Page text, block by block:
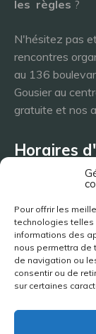
Pour offrir les
technologies telles
informations des
nous permettra de
de navigation ou
consentir ou de
sur certaines
les règles ?
N'hésitez pas
rencontres
au 136
Gousier au
gratuite et nos
Horaires
Mardi 8h - 23h
Mercredi - 8h -
Jeudi 8h - 23h
Vendredi 8h -
Samedi 8h -